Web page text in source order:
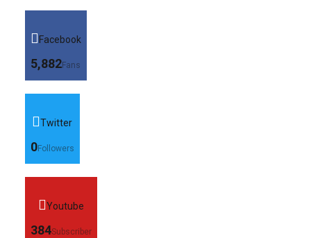
Facebook
5,882Fans
Twitter
0Followers
Youtube
384Subscriber